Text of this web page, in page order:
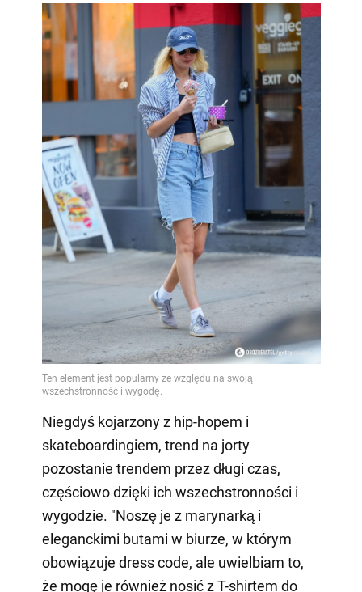
Niegdyś kojarzony z hip-hopem i
skateboardingiem, trend na jorty
pozostanie trendem przez długi czas,
częściowo dzięki ich wszechstronności i
wygodzie. "Noszę je z marynarką i
eleganckimi butami w biurze, w którym
obowiązuje dress code, ale uwielbiam to,
że mogę je również nosić z T-shirtem do